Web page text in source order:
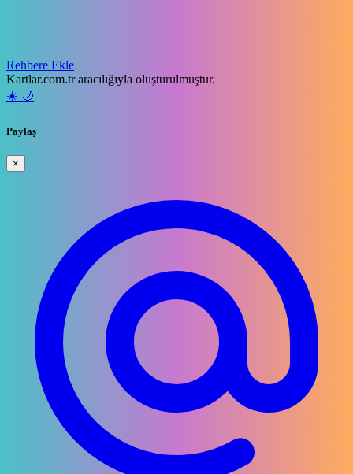
Rehbere Ekle
Kartlar.com.tr aracılığıyla oluşturulmuştur.
☀️ 🌙
Paylaş
×